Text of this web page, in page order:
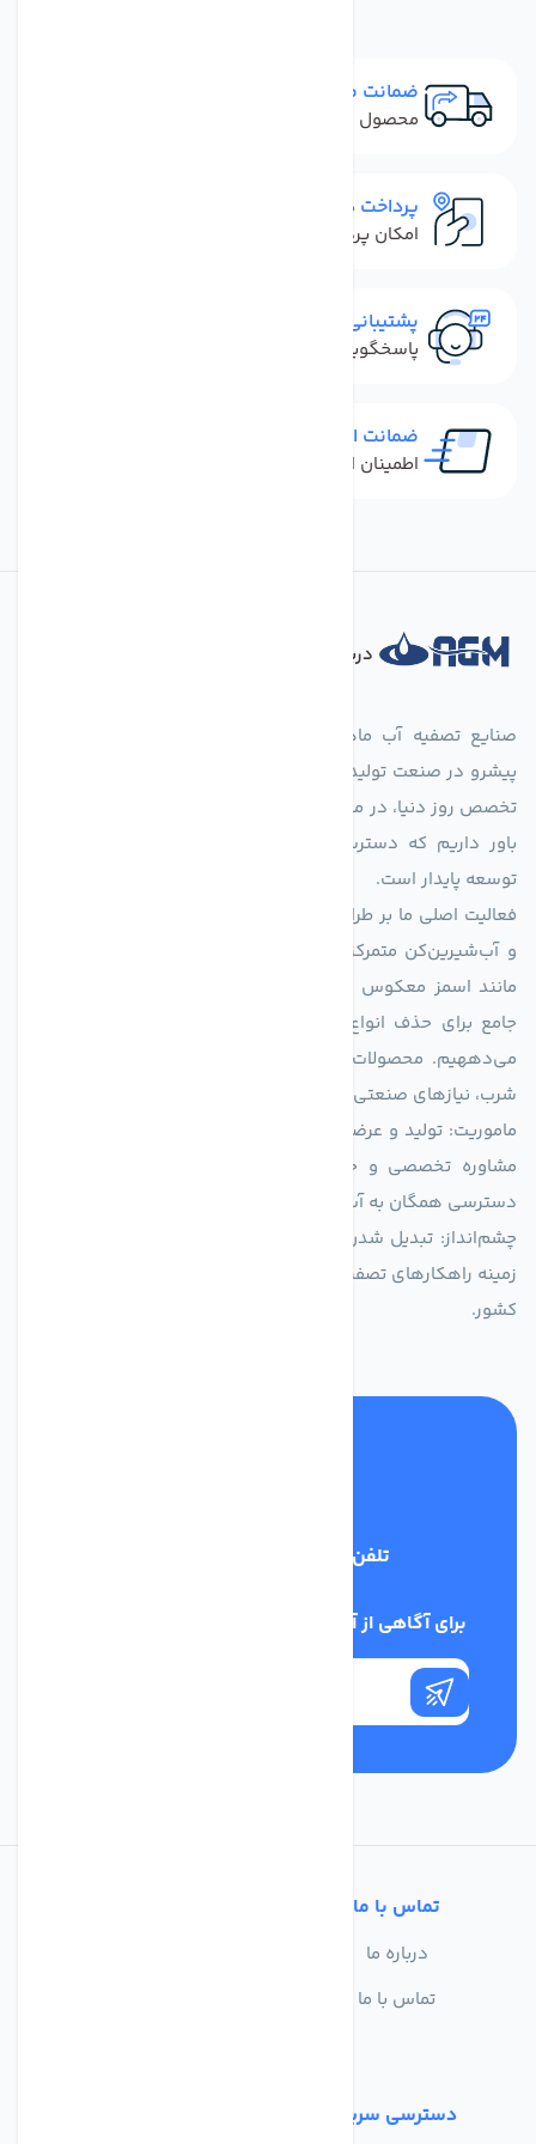
ضمانت مرجوعی
محصول نباید آسیب دیده باشد
پرداخت در محل
امکان پرداخت کل فاکتور در محل
پشتیبانی سریع
پاسخگویی سریع به تماس‌ها و پیام‌ها
ضمانت اصل بودن کالا
اطمینان از خرید کالای اورجینال
درباره فروشگاه
پیشرو در صنعت تولید تجهیزات تصفیه آب، با تکیه بر دانش فنی و
تخصص روز دنیا، در مسیر تأمین آب سالم و پایدار گام برمی‌دارد. ما
باور داریم که دسترسی به آب پاک، یک حق اساسی و زیربنای
توسعه پایدار است.
فعالیت اصلی ما بر طراحی و تولید سیستم‌های پیشرفته تصفیه آب
و آب‌شیرین‌کن متمرکز است. ما با بهره‌گیری از فناوری‌های نوین
جامع برای حذف انواع آلاینده‌ها، املاح و نمک از منابع آبی ارائه
می‌دههیم. محصولات ما برای مصارف متنوعی از جمله تأمین آب
شرب، نیازهای صنعتی و کشاورزی طراحی و بهینه‌سازی شده‌اند.
ماموریت: تولید و عرضه محصولاتی با بالاترین استاندارد کیفی، ارائه
مشاوره تخصصی و خدمات پس از فروش مطمئن برای تضمین
دسترسی همگان به آب پاک و سالم.
چشم‌انداز: تبدیل شدن به انتخاب اول صنایع و مصرف‌کنندگان در
زمینه راهکارهای تصفیه آب و ایفای نقشی کلیدی در حفظ منابع آبی
کشور.
تلفن پشتیبانی
برای آگاهی از آخرین اخبار در خبرنامه ما عضو شوید
تماس با ما
درباره ما
تماس با ما
دسترسی سریع